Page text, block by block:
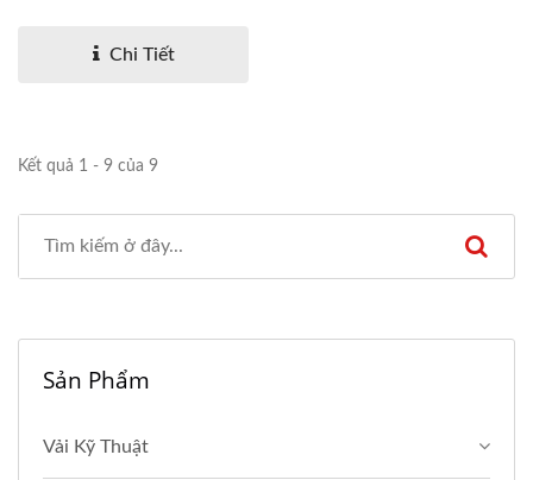
Chi Tiết
Kết quả 1 - 9 của 9
Sản Phẩm
Vải Kỹ Thuật